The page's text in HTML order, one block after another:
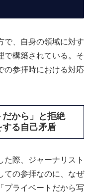
で、自身の領域に対す
で構築されている。そ
の参拝時における対応
から」と拒絶
する自己矛盾
た際、ジャーナリスト
ての参拝なのに、なぜ
プライベートだから写